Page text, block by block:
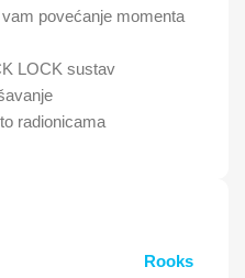
povećanje momenta
LOCK sustav
radionicama
Rooks